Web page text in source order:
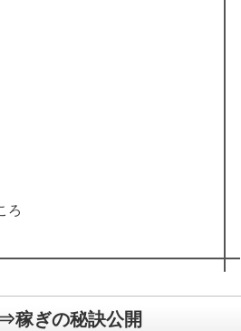
ろ
稼ぎの秘訣公開